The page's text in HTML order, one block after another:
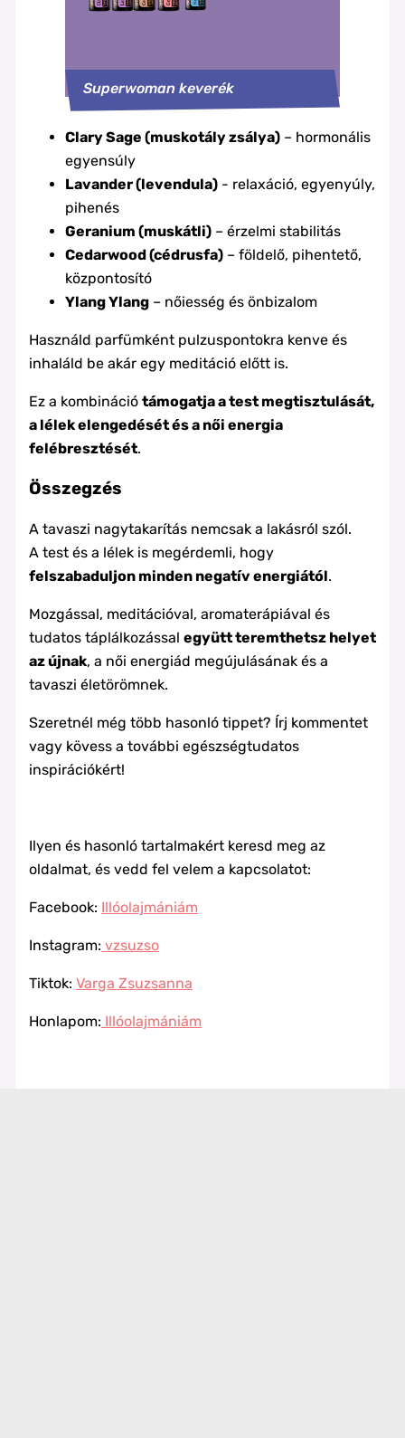
Superwoman keverék
Clary Sage (muskotály zsálya) – hormonális
egyensúly
Lavander (levendula) - relaxáció, egyenyúly,
pihenés
Geranium (muskátli) – érzelmi stabilitás
Cedarwood (cédrusfa) – földelő, pihentető,
központosító
Ylang Ylang – nőiesség és önbizalom
Használd parfümként pulzuspontokra kenve és
inhaláld be akár egy meditáció előtt is.
Ez a kombináció támogatja a test megtisztulását,
a lélek elengedését és a női energia
felébresztését.
Összegzés
A tavaszi nagytakarítás nemcsak a lakásról szól.
A test és a lélek is megérdemli, hogy
felszabaduljon minden negatív energiától.
Mozgással, meditációval, aromaterápiával és
tudatos táplálkozással együtt teremthetsz helyet
az újnak, a női energiád megújulásának és a
tavaszi életörömnek.
Szeretnél még több hasonló tippet? Írj kommentet
vagy kövess a további egészségtudatos
inspirációkért!
Ilyen és hasonló tartalmakért keresd meg az
oldalmat, és vedd fel velem a kapcsolatot:
Facebook: Illóolajmániám
Instagram: vzsuzso
Tiktok: Varga Zsuzsanna
Honlapom: Illóolajmániám